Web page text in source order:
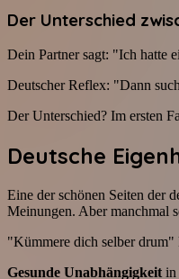
Der Unterschied
Dein Partner sagt: "Ich hatte
Deutscher Reflex: "Dann
Der Unterschied? Im ersten
Deutsche
Eine der schönen Seiten der
Meinungen. Aber manchmal
"Kümmere dich selber
Gesunde Unabhängigkeit in